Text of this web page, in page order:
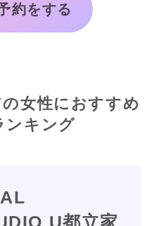
約をする
女性におすすめ
ンキング
U都立家